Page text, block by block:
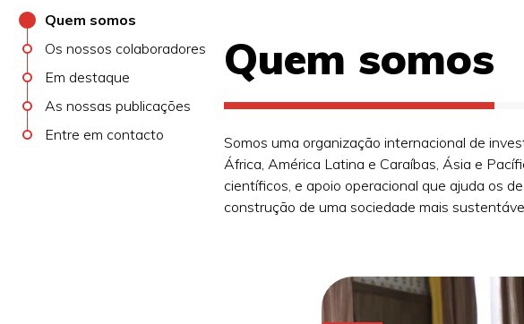
Quem somos
Os nossos colaboradores
Em destaque
As nossas publicações
Entre em contacto
Quem somos
Somos uma organização internacional de
África, América Latina e Caraíbas, Ásia e
científicos, e apoio operacional que ajuda os
construção de uma sociedade mais